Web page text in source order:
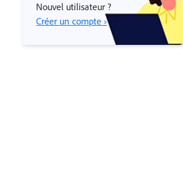
Nouvel utilisateur ?
Créer un compte ›